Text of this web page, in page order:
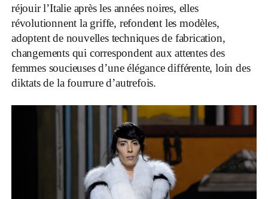
réjouir l’Italie après les années noires, elles
révolutionnent la griffe, refondent les modèles,
adoptent de nouvelles techniques de fabrication,
changements qui correspondent aux attentes des
femmes soucieuses d’une élégance différente, loin des
diktats de la fourrure d’autrefois.